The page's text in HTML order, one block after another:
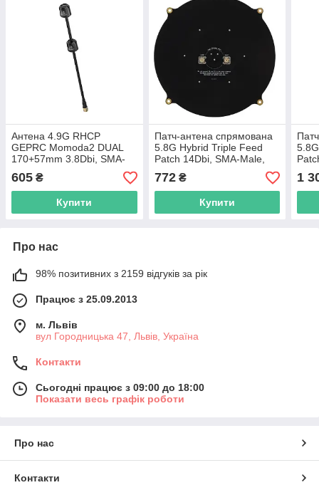
Антена 4.9G RHCP
GEPRC Momoda2 DUAL
170+57mm 3.8Dbi, SMA-
Male прямий, чорна, для
FPV дронів
605 ₴
Купити
Патч-антена спрямована
5.8G Hybrid Triple Feed
Patch 14Dbi, SMA-Male,
для FPV дронів
772₴
Купити
для
1
Про нас
98% позитивних з 2159 відгуків за рік
Працює з 25.09.2013
м. Львів
вул Городницька 47, Львів, Україна
Контакти
Сьогодні працює з 09:00 до 18:00
Показати весь графік роботи
Про нас
Контакти